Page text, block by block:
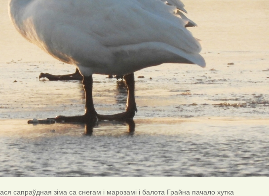
сапраўдная зіма са снегам і марозамі і балота Грайна пачало хутка